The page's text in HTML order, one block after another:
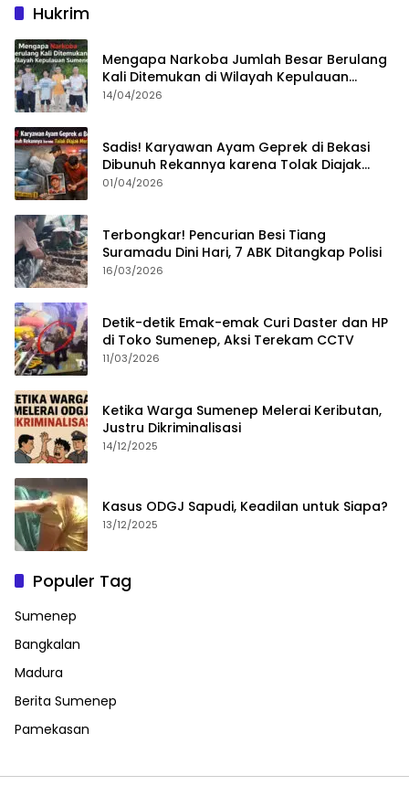
Hukrim
Mengapa Narkoba Jumlah Besar Berulang
Kali Ditemukan di Wilayah Kepulauan
Sumenep?
14/04/2026
Sadis! Karyawan Ayam Geprek di Bekasi
Dibunuh Rekannya karena Tolak Diajak
Merampok Majikan
01/04/2026
Terbongkar! Pencurian Besi Tiang
Suramadu Dini Hari, 7 ABK Ditangkap Polisi
16/03/2026
Detik-detik Emak-emak Curi Daster dan HP
di Toko Sumenep, Aksi Terekam CCTV
11/03/2026
Ketika Warga Sumenep Melerai Keributan,
Justru Dikriminalisasi
14/12/2025
Kasus ODGJ Sapudi, Keadilan untuk Siapa?
13/12/2025
Populer Tag
Sumenep
Bangkalan
Madura
Berita Sumenep
Pamekasan